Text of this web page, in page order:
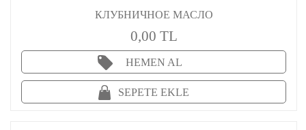
КЛУБНИЧНОЕ МАСЛО
0,00 TL
HEMEN AL
SEPETE EKLE